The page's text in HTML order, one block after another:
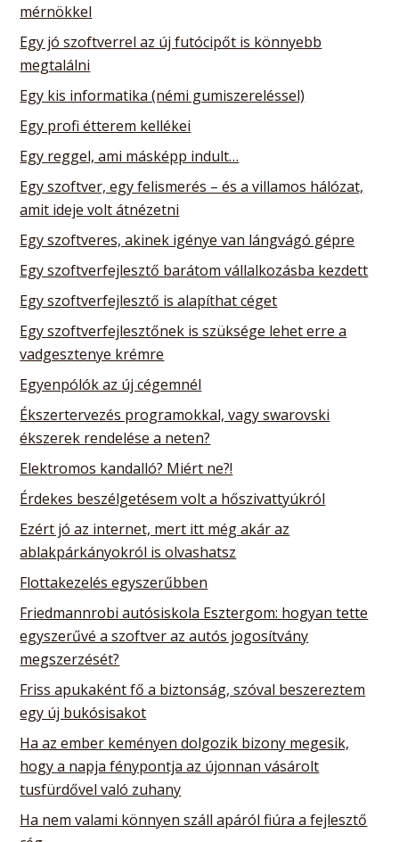
mérnökkel
Egy jó szoftverrel az új futócipőt is könnyebb
megtalálni
Egy kis informatika (némi gumiszereléssel)
Egy profi étterem kellékei
Egy reggel, ami másképp indult…
Egy szoftver, egy felismerés – és a villamos hálózat,
amit ideje volt átnézetni
Egy szoftveres, akinek igénye van lángvágó gépre
Egy szoftverfejlesztő barátom vállalkozásba kezdett
Egy szoftverfejlesztő is alapíthat céget
Egy szoftverfejlesztőnek is szüksége lehet erre a
vadgesztenye krémre
Egyenpólók az új cégemnél
Ékszertervezés programokkal, vagy swarovski
ékszerek rendelése a neten?
Elektromos kandalló? Miért ne?!
Érdekes beszélgetésem volt a hőszivattyúkról
Ezért jó az internet, mert itt még akár az
ablakpárkányokról is olvashatsz
Flottakezelés egyszerűbben
Friedmannrobi autósiskola Esztergom: hogyan tette
egyszerűvé a szoftver az autós jogosítvány
megszerzését?
Friss apukaként fő a biztonság, szóval beszereztem
egy új bukósisakot
Ha az ember keményen dolgozik bizony megesik,
hogy a napja fénypontja az újonnan vásárolt
tusfürdővel való zuhany
Ha nem valami könnyen száll apáról fiúra a fejlesztő